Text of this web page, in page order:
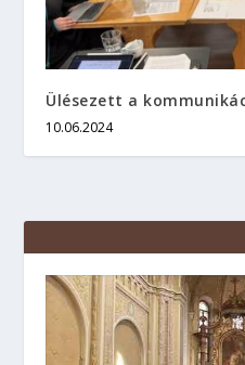
Ülésezett a
10.06.2024